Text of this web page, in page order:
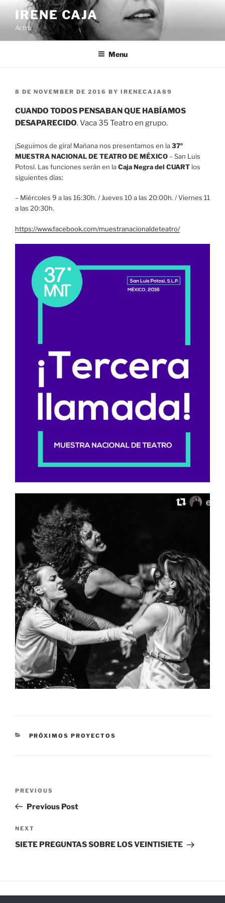
content
IRENE CAJA
Actriz
Menu
POSTED
8 DE NOVEMBER DE 2016 BY IRENECAJA89
CUANDO TODOS PENSABAN QUE HABÍAMOS
DESAPARECIDO. Vaca 35 Teatro en grupo.
¡Seguimos de gira! Mañana nos presentamos en la37º
MUESTRA NACIONAL DE TEATRO DE MÉXICO– San Luis
Potosí. Las funciones serán en laCaja Negra del CUART los
siguientes días:
– Miércoles 9 a las 16:30h. / Jueves 10 a las 20:00h. / Viernes 11
a las 20:30h.
https://www.facebook.com/muestranacionaldeteatro/
CATEGORIES
PRÓXIMOS PROYECTOS
Previous
Post
PREVIOUS
Previous Post
Next
Post
NEXT
SIETE PREGUNTAS SOBRE LOS VEINTISIETE